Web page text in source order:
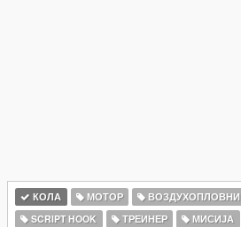
КОЛА МОТОР ВОЗДУХОПЛОВНИ
SCRIPT HOOK
ТРЕИНЕР МИСИЈА